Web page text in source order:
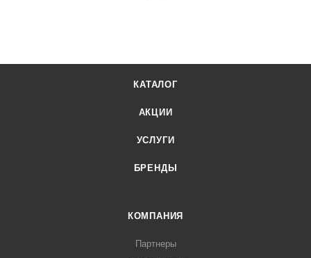
КАТАЛОГ
АКЦИИ
УСЛУГИ
БРЕНДЫ
КОМПАНИЯ
Партнеры